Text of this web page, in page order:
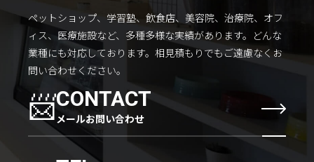
採用情報 会社概要
ペットショップ、学習塾、飲食店、美容院、治療院、オフ
ィス、医療施設など、多種多様な実績があります。 どんな
業種にも対応しております。 相見積もりでもご遠慮なくお
問い合わせください。
📨CONTACT
メールお問い合わせ